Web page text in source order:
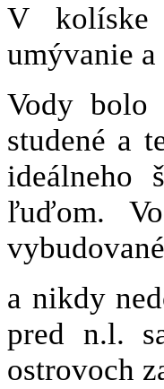
V kolíske
umývanie
Vody
studené a
ideálneho
ľuďom.
a nikdy
pred n.l.
ostrovoch